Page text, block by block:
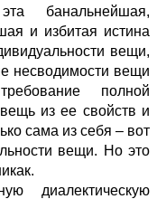
банальнейшая,
и избитая истина
вещи,
несводимости вещи
полной
из ее свойств и
сама из себя – вот
вещи. Но это
диалектическую